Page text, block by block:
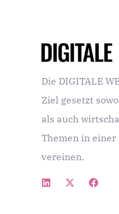
Die DIGITALE
Ziel gesetzt
als auch
Themen in
vereinen.